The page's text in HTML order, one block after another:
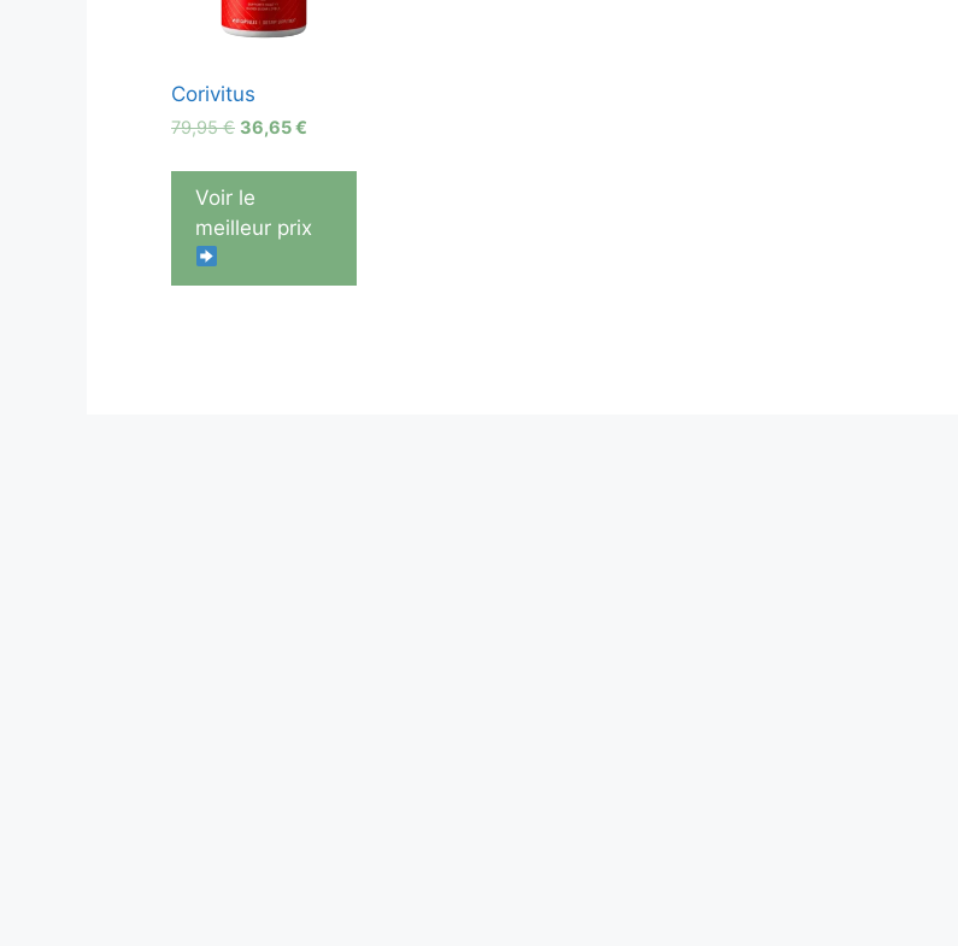
Corivitus
79,95€ Le
initial
était :
79,95 €.
36,65€
actuel
36,65 €.
Voir le
meilleur prix